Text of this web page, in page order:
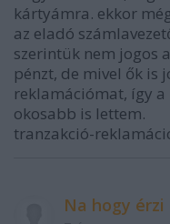
kártyámra. ekkor
az eladó
szerintük nem jogos
pénzt, de mivel ők is
reklamációmat, így
okosabb is lettem.
tranzakció-
Na hogy